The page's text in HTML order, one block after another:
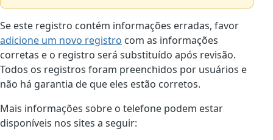
Se este registro contém informações erradas, favor
adicione um novo registro com as informações
corretas e o registro será substituído após revisão.
Todos os registros foram preenchidos por usuários e
não há garantia de que eles estão corretos.
Mais informações sobre o telefone podem estar
disponíveis nos sites a seguir: